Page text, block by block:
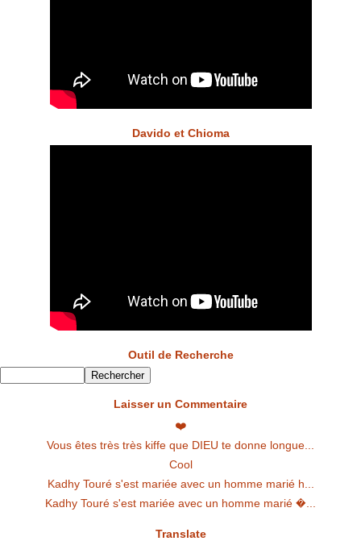
Davido et Chioma
Outil de Recherche
Laisser un Commentaire
❤️
Vous êtes très très kiffe que DIEU te donne longue...
Cool
Kadhy Touré s'est mariée avec un homme marié h...
Kadhy Touré s'est mariée avec un homme marié �...
Translate